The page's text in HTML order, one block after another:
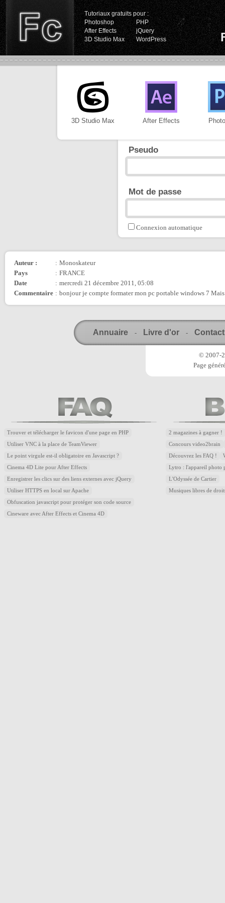
Tutoriaux gratuits pour :
Photoshop
PHP
After Effects
jQuery
3D Studio Max
WordPress
3D Studio Max After Effects
Pseudo
Mot de passe
Connexion automatique
Auteur : : Monoskateur
Pays
: FRANCE
Date
: mercredi 21 décembre 2011, 05:08
Commentaire : bonjour je compte formater mon pc portable windows 7
Annuaire - Livre d'or - Contact
© 2007-
Page
Trouver et télécharger le favicon d'une page en PHP
Utiliser VNC à la place de TeamViewer
Le point virgule est-il obligatoire en Javascript ?
Cinema 4D Lite pour After Effects
Enregistrer les clics sur des liens externes avec jQuery
Utiliser HTTPS en local sur Apache
Obfuscation javascript pour protéger son code source
Cineware avec After Effects et Cinema 4D
2 magazines à gagner !
Concours video2brain
Découvrez les FAQ !
Lytro : l'appareil photo
L'Odyssée de Cartier
Musiques libres de